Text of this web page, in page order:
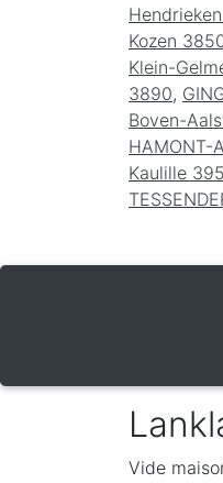
Kozen
Klein-
3890,
Boven-
HAMONT-
Kaulille
Vide